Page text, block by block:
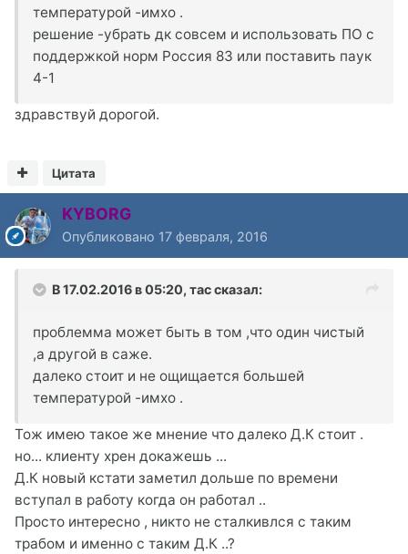
температурой -имхо .
решение -убрать дк совсем и использовать ПО с
поддержкой норм Россия 83 или поставить паук
4-1
здравствуй дорогой.
Цитата
KYBORG
Опубликовано 17 февраля, 2016
В 17.02.2016 в 05:20, тас сказал:
проблемма может быть в том ,что один чистый
,а другой в саже.
далеко стоит и не ощищается большей
температурой -имхо .
Тож имею такое же мнение что далеко Д.К стоит .
но... клиенту хрен докажешь ...
Д.К новый кстати заметил дольше по времени
вступал в работу когда он работал ..
Просто интересно , никто не сталкивлся с таким
трабом и именно с таким Д.К ..?